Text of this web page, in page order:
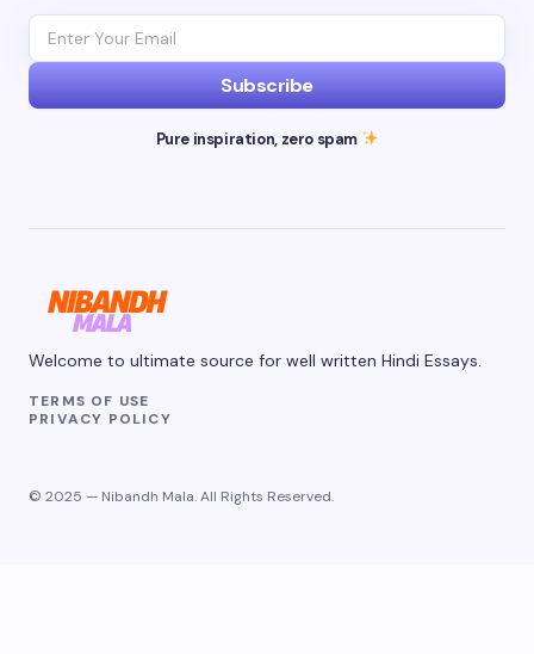
Subscribe
Pure inspiration, zero spam
Welcome to ultimate source for well written Hindi Essays.
TERMS OF USE
PRIVACY POLICY
© 2025 — Nibandh Mala. All Rights Reserved.